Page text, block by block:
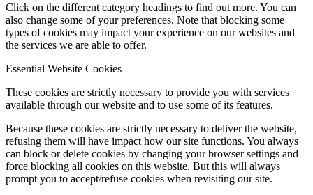
Click on the different category headings to find out more. You can
also change some of your preferences. Note that blocking some
types of cookies may impact your experience on our websites and
the services we are able to offer.
Essential Website Cookies
These cookies are strictly necessary to provide you with services
available through our website and to use some of its features.
Because these cookies are strictly necessary to deliver the website,
refusing them will have impact how our site functions. You always
can block or delete cookies by changing your browser settings and
force blocking all cookies on this website. But this will always
prompt you to accept/refuse cookies when revisiting our site.